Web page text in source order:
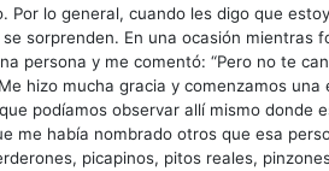
Por lo general, cuando les digo que
se sorprenden. En una ocasión mientras
persona y me comentó: “Pero no te
hizo mucha gracia y comenzamos
podíamos observar allí mismo donde
me había nombrado otros que esa
picapinos, pitos reales,